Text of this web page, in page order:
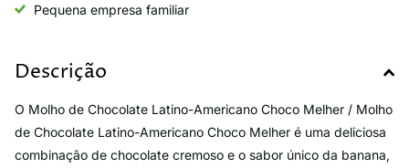
Pequena empresa familiar
Descrição
O Molho de Chocolate Latino-Americano Choco Melher / Molho
de Chocolate Latino-Americano Choco Melher é uma deliciosa
combinação de chocolate cremoso e o sabor único da banana,